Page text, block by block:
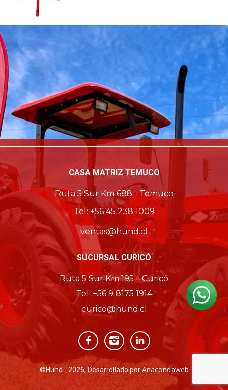
CASA MATRIZ TEMUCO
Ruta 5 Sur Km 688 - Temuco
Tel: +56 45 238 1009
ventas@hund.cl
SUCURSAL CURICÓ
Ruta 5 Sur Km 195 – Curicó
Tel: +56 9 8175 1914
curico@hund.cl
©Hund - 2026, Desarrollado por Anacondaweb